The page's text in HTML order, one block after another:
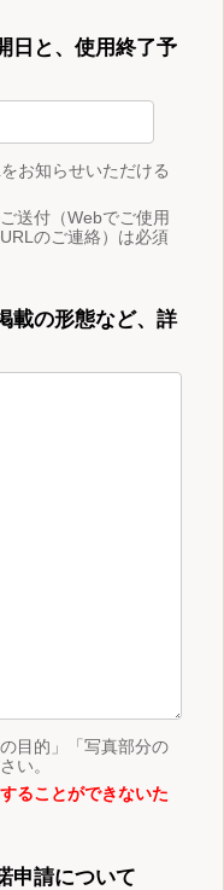
日と、使用終了予
お知らせいただける
送付（Webでご使用
のご連絡）は必須
載の形態など、詳
目的」「写真部分の
い。
ることができないた
申請について